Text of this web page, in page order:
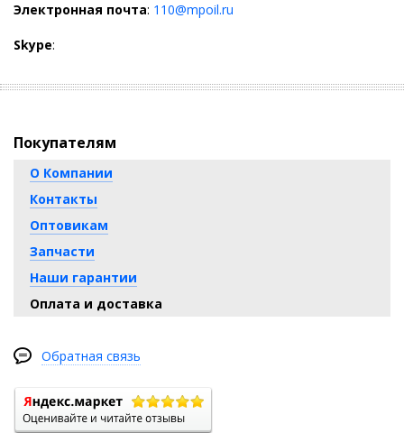
Электронная почта: 110@mpoil.ru
Skype:
Покупателям
О Компании
Контакты
Оптовикам
Запчасти
Наши гарантии
Оплата и доставка
Обратная связь